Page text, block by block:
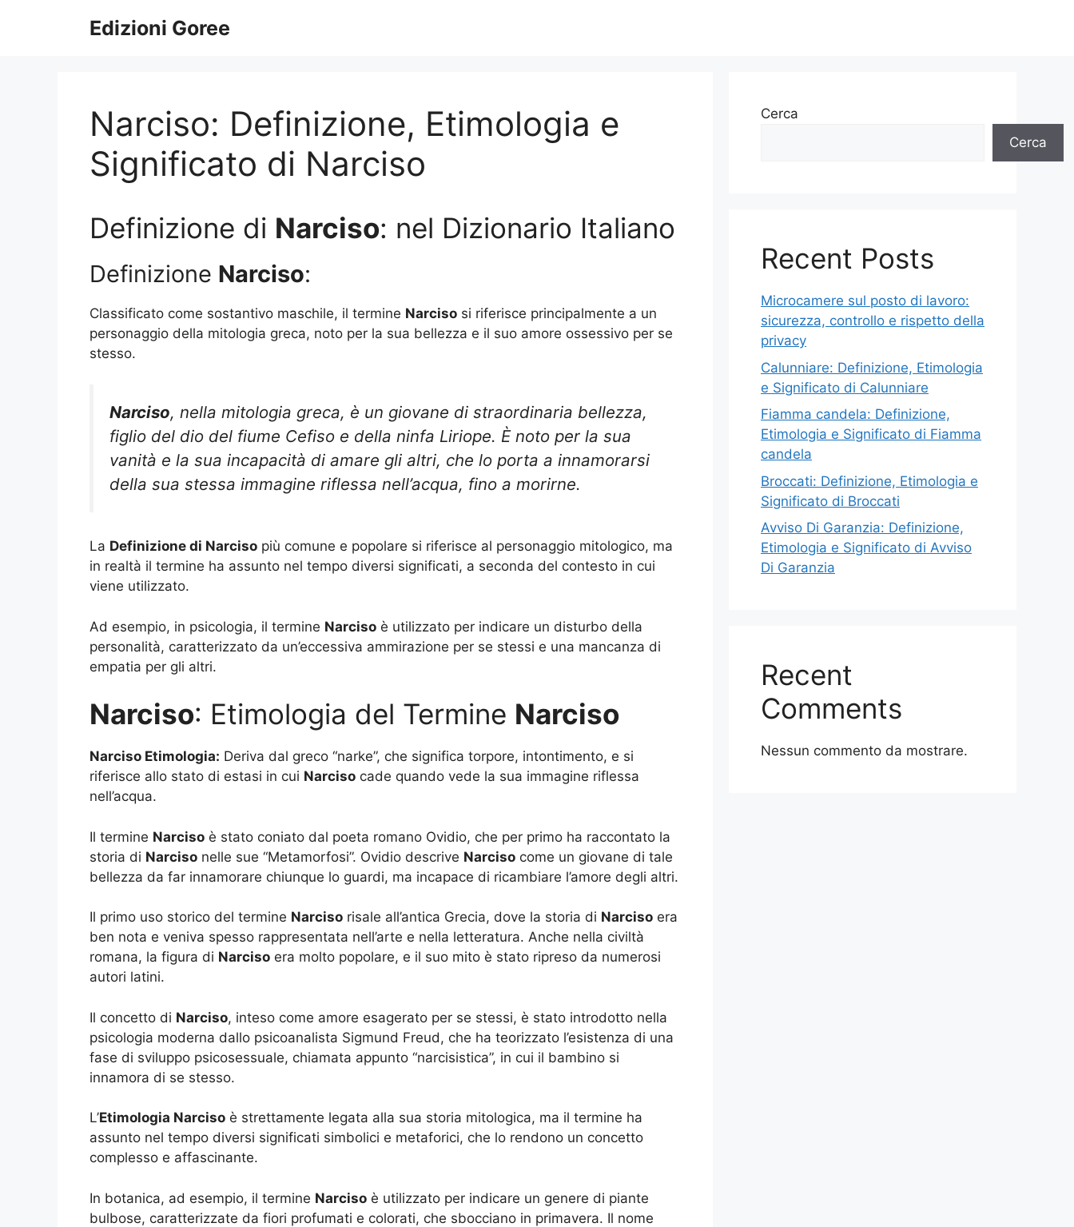
Edizioni Goree
Narciso: Definizione, Etimologia e
Significato di Narciso
Definizione di Narciso: nel Dizionario Italiano
Definizione Narciso:
Classificato come sostantivo maschile, il termine Narciso si riferisce principalmente a un
personaggio della mitologia greca, noto per la sua bellezza e il suo amore ossessivo per se
stesso.
Narciso, nella mitologia greca, è un giovane di straordinaria bellezza,
figlio del dio del fiume Cefiso e della ninfa Liriope. È noto per la sua
vanità e la sua incapacità di amare gli altri, che lo porta a innamorarsi
della sua stessa immagine riflessa nell’acqua, fino a morirne.
La Definizione di Narciso più comune e popolare si riferisce al personaggio mitologico, ma
in realtà il termine ha assunto nel tempo diversi significati, a seconda del contesto in cui
viene utilizzato.
Ad esempio, in psicologia, il termine Narciso è utilizzato per indicare un disturbo della
personalità, caratterizzato da un’eccessiva ammirazione per se stessi e una mancanza di
empatia per gli altri.
Narciso: Etimologia del Termine Narciso
Narciso Etimologia: Deriva dal greco “narke”, che significa torpore, intontimento, e si
riferisce allo stato di estasi in cui Narciso cade quando vede la sua immagine riflessa
nell’acqua.
Il termine Narciso è stato coniato dal poeta romano Ovidio, che per primo ha raccontato la
storia di Narciso nelle sue “Metamorfosi”. Ovidio descrive Narciso come un giovane di tale
bellezza da far innamorare chiunque lo guardi, ma incapace di ricambiare l’amore degli altri.
Il primo uso storico del termine Narciso risale all’antica Grecia, dove la storia di Narciso era
ben nota e veniva spesso rappresentata nell’arte e nella letteratura. Anche nella civiltà
romana, la figura di Narciso era molto popolare, e il suo mito è stato ripreso da numerosi
autori latini.
Il concetto di Narciso, inteso come amore esagerato per se stessi, è stato introdotto nella
psicologia moderna dallo psicoanalista Sigmund Freud, che ha teorizzato l’esistenza di una
fase di sviluppo psicosessuale, chiamata appunto “narcisistica”, in cui il bambino si
innamora di se stesso.
L’Etimologia Narciso è strettamente legata alla sua storia mitologica, ma il termine ha
assunto nel tempo diversi significati simbolici e metaforici, che lo rendono un concetto
complesso e affascinante.
In botanica, ad esempio, il termine Narciso è utilizzato per indicare un genere di piante
bulbose, caratterizzate da fiori profumati e colorati, che sbocciano in primavera. Il nome
Cerca
Cerca
Recent Posts
Microcamere sul posto di lavoro:
sicurezza, controllo e rispetto della
privacy
Calunniare: Definizione, Etimologia
e Significato di Calunniare
Fiamma candela: Definizione,
Etimologia e Significato di Fiamma
candela
Broccati: Definizione, Etimologia e
Significato di Broccati
Avviso Di Garanzia: Definizione,
Etimologia e Significato di Avviso
Di Garanzia
Recent
Comments
Nessun commento da mostrare.